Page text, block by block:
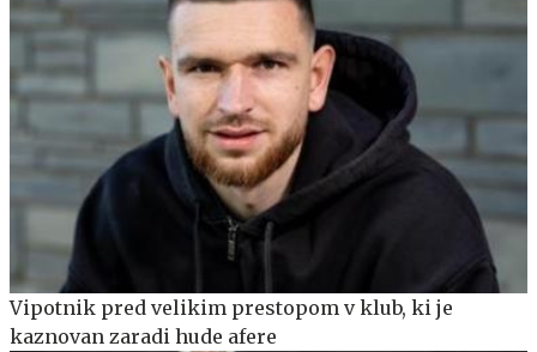
Vipotnik pred velikim prestopom v klub, ki je
kaznovan zaradi hude afere